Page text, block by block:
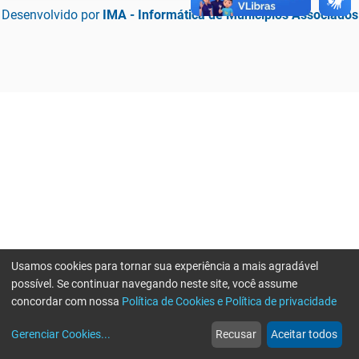
Desenvolvido por IMA - Informática de Municípios Associados
web
Notícias
more_horiz
Mais
Usamos cookies para tornar sua experiência a mais agradável
possível. Se continuar navegando neste site, você assume
concordar com nossa Política de Cookies e Política de privacidade
Gerenciar Cookies... Recusar Aceitar todos
Erro ao enviar informações, por favor tente novamente